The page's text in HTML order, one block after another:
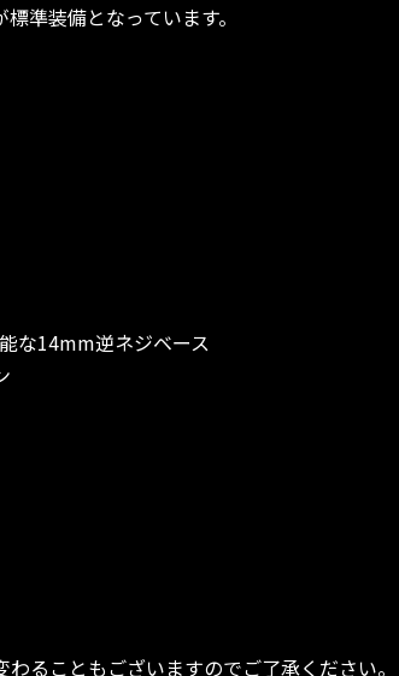
準装備となっています。
な14mm逆ネジベース
ることもございますのでご了承ください。